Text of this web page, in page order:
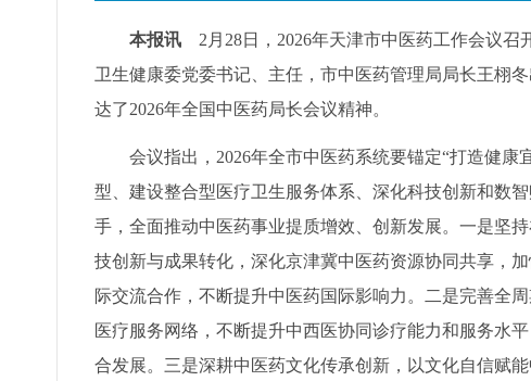
本报讯 2月28日，2026年天津市中医药工作会议召
卫生健康委党委书记、主任，市中医药管理局局长王栩
达了2026年全国中医药局长会议精神。
会议指出，2026年全市中医药系统要锚定“打造健
型、建设整合型医疗卫生服务体系、深化科技创新和数
手，全面推动中医药事业提质增效、创新发展。一是坚
技创新与成果转化，深化京津冀中医药资源协同共享，
际交流合作，不断提升中医药国际影响力。二是完善全
医疗服务网络，不断提升中西医协同诊疗能力和服务水
合发展。三是深耕中医药文化传承创新，以文化自信赋